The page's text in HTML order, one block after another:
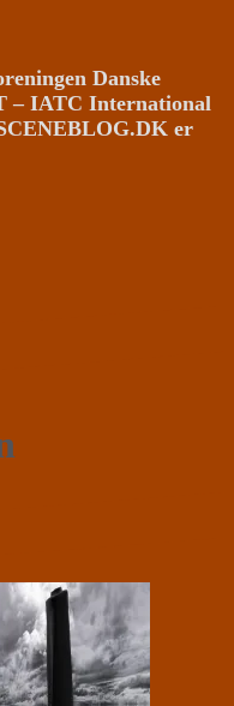
Danske
– IATC International
er